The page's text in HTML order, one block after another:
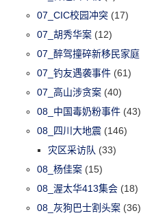
07_CIC校园冲突 (17)
07_胡秀华案 (12)
07_醉驾撞碎新移民家庭
07_钓友遇袭事件 (61)
07_高山涉贪案 (40)
08_中国毒奶粉事件 (43)
08_四川大地震 (146)
灾区采访队 (33)
08_杨佳案 (15)
08_渥太华413集会 (18)
08_灰狗巴士割头案 (36)